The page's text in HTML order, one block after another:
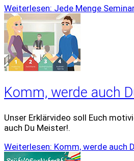
Weiterlesen: Jede Menge
Komm, werde auch
Unser Erklärvideo soll Euch
auch Du Meister!.
Weiterlesen: Komm, werde auch